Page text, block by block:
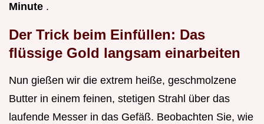
Minute .
Der Trick beim Einfüllen: Das
flüssige Gold langsam einarbeiten
Nun gießen wir die extrem heiße, geschmolzene
Butter in einem feinen, stetigen Strahl über das
laufende Messer in das Gefäß. Beobachten Sie, wie